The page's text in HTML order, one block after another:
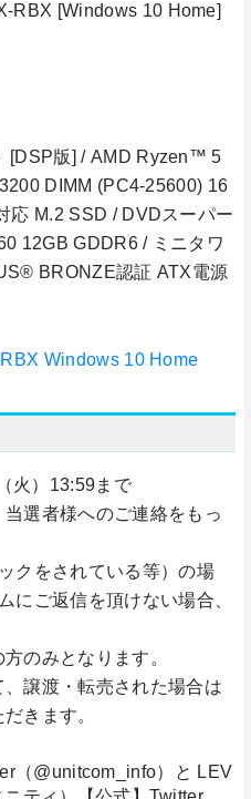
RBX [Windows 10 Home]
[DSP版] / AMD Ryzen™ 5
DIMM (PC4-25600) 16
応 M.2 SSD / DVDスーパー
12GB GDDR6 / ミニタワ
BRONZE認証 ATX電源
Windows 10 Home
火）13:59まで
当選者様へのご連絡をもっ
クをされている等）の場
にご返信を頂けない場合、
のみとなります。
譲渡・転売された場合は
きます。
（@unitcom_info）と LEV